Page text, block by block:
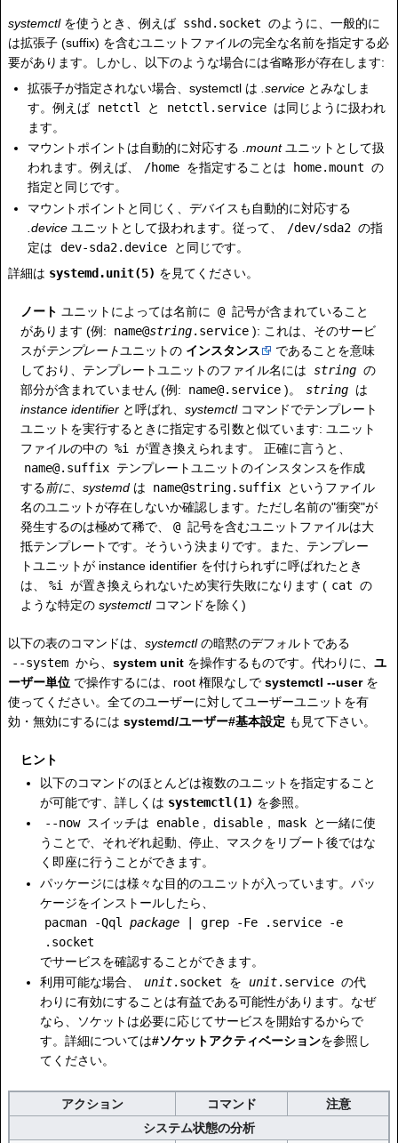
systemctlを使うとき、例えば sshd.socket のように、一般的に
は拡張子 (suffix) を含むユニットファイルの完全な名前を指定する必
要があります。しかし、以下のような場合には省略形が存在します:
拡張子が指定されない場合、systemctl は .service とみなしま
す。例えば netctl と netctl.service は同じように扱われ
ます。
マウントポイントは自動的に対応する.mountユニットとして扱
われます。例えば、
/home を指定することは home.mount の
指定と同じです。
マウントポイントと同じく、デバイスも自動的に対応する
.device ユニットとして扱われます。従って、 /dev/sda2 の指
定は
dev-sda2.device
と同じです。
詳細は systemd.unit(5) を見てください。
ノート ユニットによっては名前に @ 記号が含まれていること
があります (例:
name@string.service ): これは、そのサービ
スがテンプレートユニットの インスタンス
であることを意味
しており、テンプレートユニットのファイル名には
string の
部分が含まれていません (例:
name@.service )。 string は
instance identifier と呼ばれ、 systemctlコマンドでテンプレート
ユニットを実行するときに指定する引数と似ています: ユニット
ファイルの中の %i
が置き換えられます。 正確に言うと、
name@.suffix テンプレートユニットのインスタンスを作成
する前に systemd は name@string.suffix
というファイル
名のユニットが存在しないか確認します。ただし名前の"衝突"が
発生するのは極めて稀で、
@ 記号を含むユニットファイルは大
抵テンプレートです。そういう決まりです。また、テンプレー
トユニットが instance identifier を付けられずに呼ばれたとき
は、
%i が置き換えられないため実行失敗になります ( cat の
ような特定の systemctlコマンドを除く)
以下の表のコマンドは、 systemctlの暗黙のデフォルトである
--system から、system unit を操作するものです。代わりに、ユ
ーザー単位 で操作するには、root 権限なしで systemctl --userを
使ってください。全てのユーザーに対してユーザーユニットを有
効・無効にするには systemd/ユーザー#基本設定 も見て下さい。
ヒント
以下のコマンドのほとんどは複数のユニットを指定すること
が可能です、詳しくは systemctl(1) を参照。
--now スイッチは enable , disable , mask
と一緒に使
うことで、それぞれ起動、停止、マスクをリブート後ではな
く即座に行うことができます。
パッケージには様々な目的のユニットが入っています。パッ
ケージをインストールしたら、
pacman -Qql package| grep -Fe .service -e
.socket
でサービスを確認することができます。
利用可能な場合、
unit.socket を unit.service の代
わりに有効にすることは有益である可能性があります。なぜ
なら、ソケットは必要に応じてサービスを開始するからで
す。詳細については#ソケットアクティベーションを参照し
てください。
アクション コマンド
注意
システム状態の分析